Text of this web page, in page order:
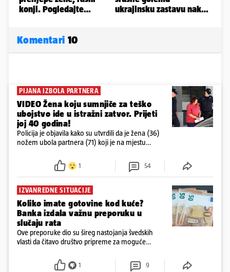
Komentari 10
PIJANA IZBOLA PARTNERA
VIDEO Žena koju sumnjiče za teško
ubojstvo ide u istražni zatvor. Prijeti
joj 40 godina!
Policija je objavila kako su utvrdili da je žena (36)
nožem ubola partnera (71) koji je na mjestu
ispitali i poslali u istražni zatvor
1 54
IZVANREDNE SITUACIJE
Koliko imate gotovine kod kuće?
Banka izdala važnu preporuku u
slučaju rata
Ove preporuke dio su šireg nastojanja švedskih
vlasti da čitavo društvo pripreme za moguće
1 9